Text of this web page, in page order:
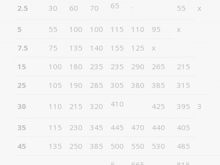
2.5 30 60 70 65 . 55 x
5 55 100 100 115 110 95
x
7.5
75 135 140 155 125
x
15
100 180 235 235 290 265
215
25
105 190 285 305 380 385 315
30 110 215 320 410 425 395 3
35 115 230 345 445 470 440
405
45
135 250 385 500 550 530 485